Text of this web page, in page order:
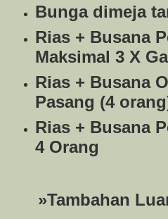
Bunga dimeja
Rias + Busana
Maksimal 3 X
Rias + Busana
Pasang (4
Rias + Busana
4 Orang
»Tambahan